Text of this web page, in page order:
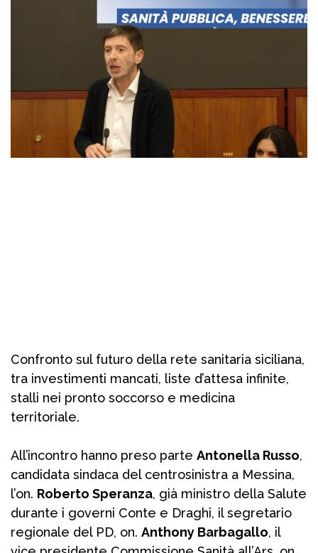
Confronto sul futuro della rete sanitaria siciliana,
tra investimenti mancati, liste d’attesa infinite,
stalli nei pronto soccorso e medicina
territoriale.
All’incontro hanno preso parte Antonella Russo,
candidata sindaca del centrosinistra a Messina,
l’on. Roberto Speranza, già ministro della Salute
durante i governi Conte e Draghi, il segretario
regionale del PD, on. Anthony Barbagallo, il